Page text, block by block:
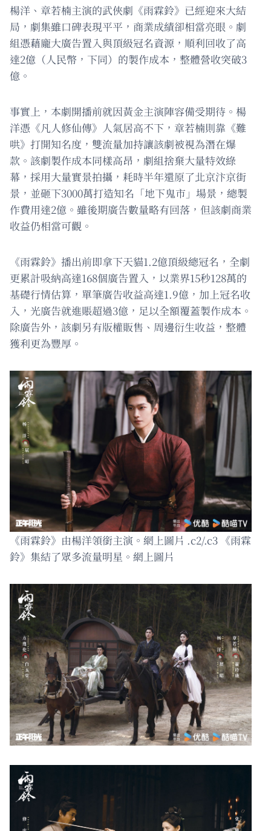
楊洋、章若楠主演的武俠劇《雨霖鈴》已經迎來大結
局，劇集雖口碑表現平平，商業成績卻相當亮眼。劇
組憑藉龐大廣告置入與頂級冠名資源，順利回收了高
達2億（人民幣，下同）的製作成本，整體營收突破3
億。
事實上，本劇開播前就因黃金主演陣容備受期待。楊
洋憑《凡人修仙傳》人氣居高不下，章若楠則靠《難
哄》打開知名度，雙流量加持讓該劇被視為潛在爆
款。該劇製作成本同樣高昂，劇組捨棄大量特效綠
幕，採用大量實景拍攝，耗時半年還原了北京汴京街
景，並砸下3000萬打造知名「地下鬼市」場景，總製
作費用達2億。雖後期廣告數量略有回落，但該劇商業
收益仍相當可觀。
《雨霖鈴》播出前即拿下天貓1.2億頂級總冠名，全劇
更累計吸納高達168個廣告置入，以業界15秒128萬的
基礎行情估算，單筆廣告收益高達1.9億，加上冠名收
入，光廣告就進賬超過3億，足以全額覆蓋製作成本。
除廣告外，該劇另有版權販售、周邊衍生收益，整體
獲利更為豐厚。
《雨霖鈴》由楊洋領銜主演。網上圖片 .c2/.c3 《雨霖
鈴》集結了眾多流量明星。網上圖片